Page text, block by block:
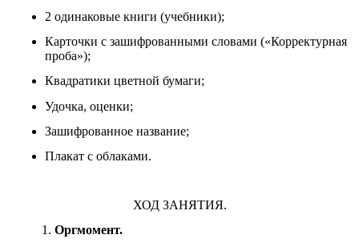
2 одинаковые книги (учебники);
Карточки с зашифрованными словами («Корректурная
проба»);
Квадратики цветной бумаги;
Удочка, оценки;
Зашифрованное название;
Плакат с облаками.
ХОД ЗАНЯТИЯ.
Оргмомент.